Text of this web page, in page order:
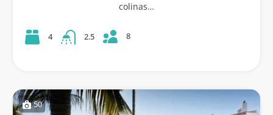
colinas…
4 2.5 8
50